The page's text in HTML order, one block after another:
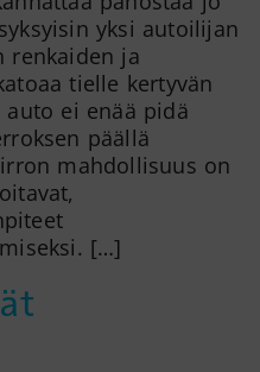
yksi autoilijan
renkaiden ja
tielle kertyvän
ei enää pidä
päällä
mahdollisuus on
[…]